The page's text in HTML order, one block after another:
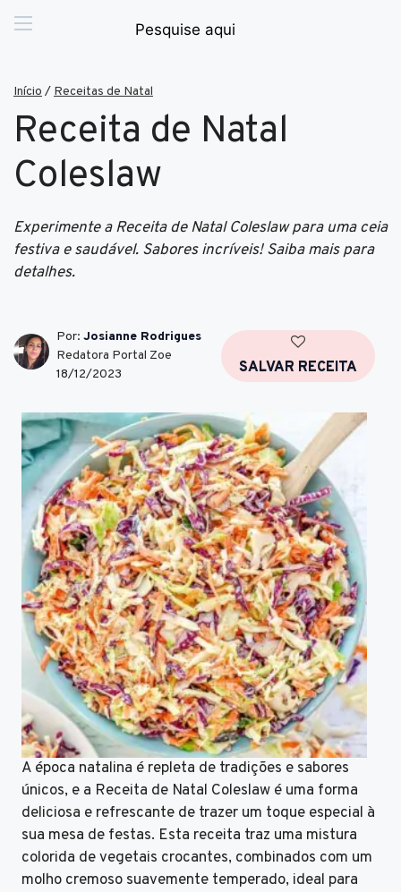
Início / Receitas de Natal
Receita de Natal
Coleslaw
Experimente a Receita de Natal Coleslaw para uma ceia
festiva e saudável. Sabores incríveis! Saiba mais para
detalhes.
Por: Josianne Rodrigues
Redatora Portal Zoe
18/12/2023
SALVAR RECEITA
A época natalina é repleta de tradições e sabores
únicos, e a Receita de Natal Coleslaw é uma forma
deliciosa e refrescante de trazer um toque especial à
sua mesa de festas. Esta receita traz uma mistura
colorida de vegetais crocantes, combinados com um
molho cremoso suavemente temperado, ideal para